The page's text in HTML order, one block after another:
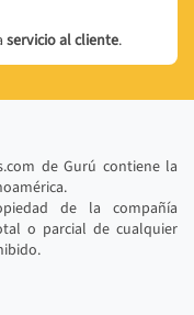
servicio al cliente.
de Gurú contiene la
de la compañía
o parcial de cualquier